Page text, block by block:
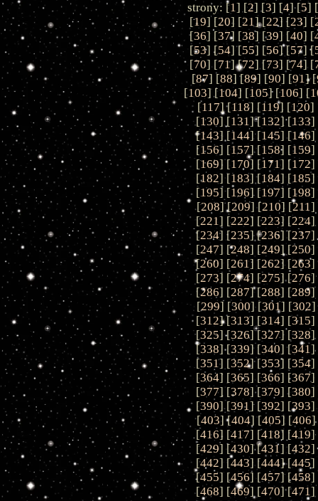
strony: [1] [2] [3] [4] [5] [
[19] [20] [21] [22] [23] [
[36] [37] [38] [39] [40] [
[53] [54] [55] [56] [57] [
[70] [71] [72] [73] [74] [
[87] [88] [89] [90] [91] [
[103] [104] [105] [106] [
[117] [118] [119] [120]
[130] [131] [132] [133]
[143] [144] [145] [146]
[156] [157] [158] [159]
[169] [170] [171] [172]
[182] [183] [184] [185]
[195] [196] [197] [198]
[208] [209] [210] [211]
[221] [222] [223] [224]
[234] [235] [236] [237]
[247] [248] [249] [250]
[260] [261] [262] [263]
[273] [274] [275] [276]
[286] [287] [288] [289]
[299] [300] [301] [302]
[312] [313] [314] [315]
[325] [326] [327] [328]
[338] [339] [340] [341]
[351] [352] [353] [354]
[364] [365] [366] [367]
[377] [378] [379] [380]
[390] [391] [392] [393]
[403] [404] [405] [406]
[416] [417] [418] [419]
[429] [430] [431] [432]
[442] [443] [444] [445]
[455] [456] [457] [458]
[468] [469] [470] [471]